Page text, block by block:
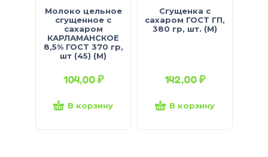
Молоко цельное
сгущенное с
сахаром
КАРЛАМАНСКОЕ
8,5% ГОСТ 370 гр,
шт (45) (М)
104,00₽
В корзину
Сгущенка с
сахаром ГОСТ ГП,
380 гр, шт. (М)
142,00₽
В корзину